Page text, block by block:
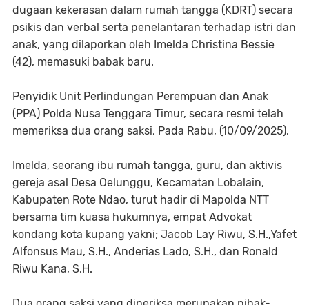
dugaan kekerasan dalam rumah tangga (KDRT) secara
psikis dan verbal serta penelantaran terhadap istri dan
anak, yang dilaporkan oleh Imelda Christina Bessie
(42), memasuki babak baru.
Penyidik Unit Perlindungan Perempuan dan Anak
(PPA) Polda Nusa Tenggara Timur, secara resmi telah
memeriksa dua orang saksi, Pada Rabu, (10/09/2025).
Imelda, seorang ibu rumah tangga, guru, dan aktivis
gereja asal Desa Oelunggu, Kecamatan Lobalain,
Kabupaten Rote Ndao, turut hadir di Mapolda NTT
bersama tim kuasa hukumnya, empat Advokat
kondang kota kupang yakni; Jacob Lay Riwu, S.H.,Yafet
Alfonsus Mau, S.H., Anderias Lado, S.H., dan Ronald
Riwu Kana, S.H.